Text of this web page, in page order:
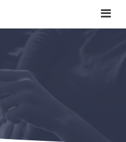
in de buurt?
+
+